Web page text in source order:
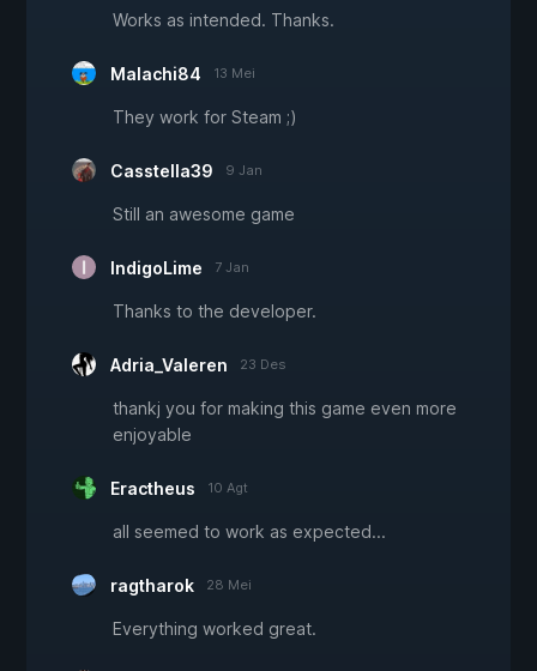
Works as intended. Thanks.
Malachi84 13 Mei
They work for Steam ;)
Casstella39 9 Jan
Still an awesome game
IndigoLime 7 Jan
Thanks to the developer.
Adria_Valeren 23 Des
thankj you for making this game even more
enjoyable
Eractheus 10 Agt
all seemed to work as expected...
ragtharok 28 Mei
Everything worked great.